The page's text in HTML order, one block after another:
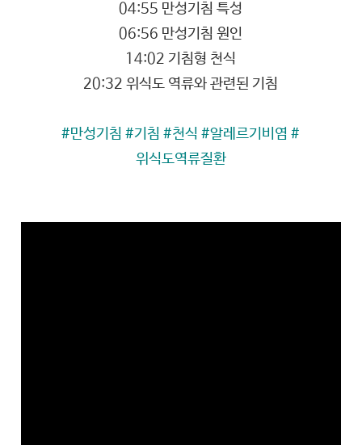
04:55 만성기침 특성
06:56 만성기침 원인
14:02 기침형 천식
20:32 위식도 역류와 관련된 기침
#만성기침 #기침 #천식 #알레르기비염 #
위식도역류질환